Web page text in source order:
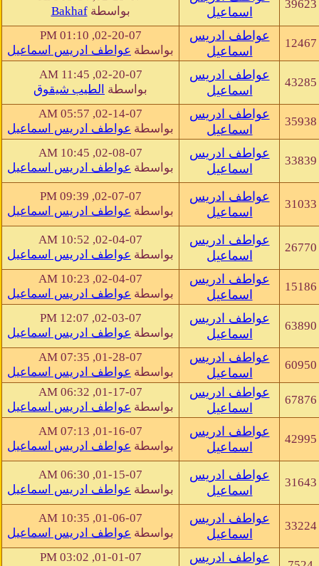
39623
اسماعيل
بواسطةBakhaf
12467
عواطف ادريس
اسماعيل
02-20-07, 01:10 PM
بواسطة عواطف ادريس اسماعيل
43285
عواطف ادريس
اسماعيل
02-20-07, 11:45 AM
بواسطة الطيب شيقوق
35938
عواطف ادريس
اسماعيل
02-14-07, 05:57 AM
بواسطة عواطف ادريس اسماعيل
33839
عواطف ادريس
اسماعيل
02-08-07, 10:45 AM
بواسطة عواطف ادريس اسماعيل
31033
عواطف ادريس
اسماعيل
02-07-07, 09:39 PM
بواسطة عواطف ادريس اسماعيل
26770
عواطف ادريس
اسماعيل
02-04-07, 10:52 AM
بواسطة عواطف ادريس اسماعيل
15186
عواطف ادريس
اسماعيل
02-04-07, 10:23 AM
بواسطة عواطف ادريس اسماعيل
63890
عواطف ادريس
اسماعيل
02-03-07, 12:07 PM
بواسطة عواطف ادريس اسماعيل
60950
عواطف ادريس
اسماعيل
01-28-07, 07:35 AM
بواسطة عواطف ادريس اسماعيل
67876
عواطف ادريس
اسماعيل
01-17-07, 06:32 AM
بواسطة عواطف ادريس اسماعيل
42995
عواطف ادريس
اسماعيل
01-16-07, 07:13 AM
بواسطة عواطف ادريس اسماعيل
31643
عواطف ادريس
اسماعيل
01-15-07, 06:30 AM
بواسطة عواطف ادريس اسماعيل
33224
عواطف ادريس
اسماعيل
01-06-07, 10:35 AM
بواسطة عواطف ادريس اسماعيل
عواطف ادريس
01-01-07, 03:02 PM